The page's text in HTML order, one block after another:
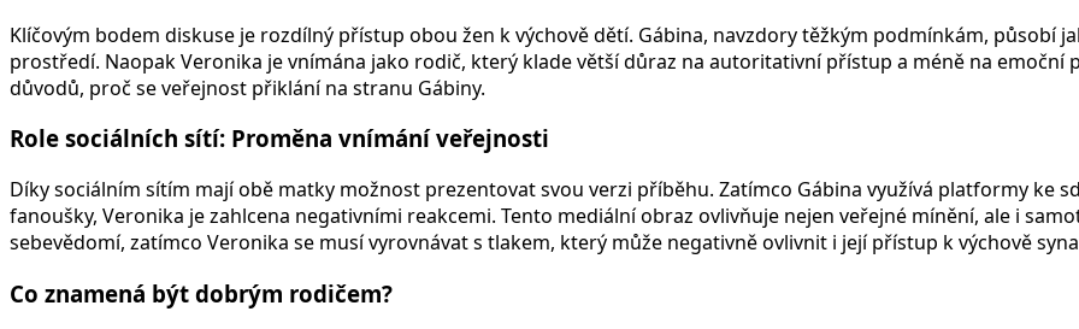
Klíčovým bodem diskuse je rozdílný přístup obou žen k výchově dětí. Gábina, navzdory těžkým podmínkám, působí
prostředí. Naopak Veronika je vnímána jako rodič, který klade větší důraz na autoritativní přístup a méně na
důvodů, proč se veřejnost přiklání na stranu Gábiny.
Role sociálních sítí: Proměna vnímání veřejnosti
Díky sociálním sítím mají obě matky možnost prezentovat svou verzi příběhu. Zatímco Gábina využívá platformy ke
fanoušky, Veronika je zahlcena negativními reakcemi. Tento mediální obraz ovlivňuje nejen veřejné mínění, ale i
sebevědomí, zatímco Veronika se musí vyrovnávat s tlakem, který může negativně ovlivnit i její přístup k výchově
Co znamená být dobrým rodičem?